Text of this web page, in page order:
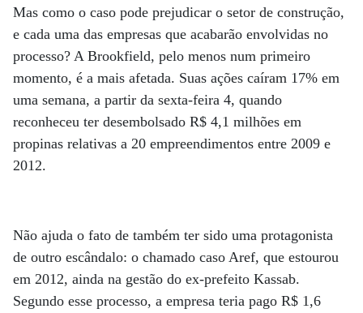
Mas como o caso pode prejudicar o setor de construção,
e cada uma das empresas que acabarão envolvidas no
processo? A Brookfield, pelo menos num primeiro
momento, é a mais afetada. Suas ações caíram 17% em
uma semana, a partir da sexta-feira 4, quando
reconheceu ter desembolsado R$ 4,1 milhões em
propinas relativas a 20 empreendimentos entre 2009 e
2012.
Não ajuda o fato de também ter sido uma protagonista
de outro escândalo: o chamado caso Aref, que estourou
em 2012, ainda na gestão do ex-prefeito Kassab.
Segundo esse processo, a empresa teria pago R$ 1,6